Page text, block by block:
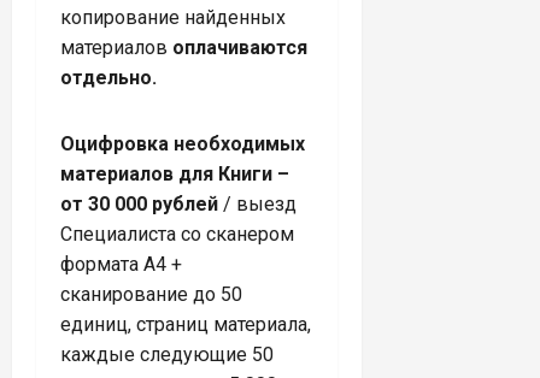
копирование найденных
материалов оплачиваются
отдельно.
Оцифровка необходимых
материалов для Книги –
от 30 000 рублей / выезд
Специалиста со сканером
формата А4 +
сканирование до 50
единиц, страниц материала,
каждые следующие 50